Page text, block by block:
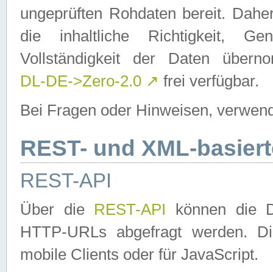
ungeprüften Rohdaten bereit.
die inhaltliche Richtigkeit,
Vollständigkeit der Daten
DL-DE->Zero-2.0 ↗ frei verfügbar.
Bei Fragen oder Hinweisen,
REST- und XML-
REST-API
Über die REST-API können die
HTTP-URLs abgefragt werden.
mobile Clients oder für JavaScript.